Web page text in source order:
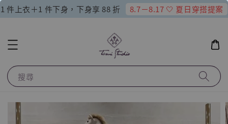
1 件上衣＋1 件下身，下身享 88 折 8.7－8.17 🤍 夏日穿搭提案
搜尋